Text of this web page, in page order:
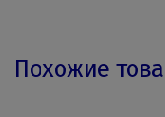
Похожие